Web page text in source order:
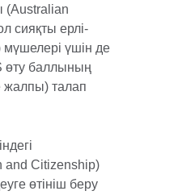
(Australian
сияқты ерлі-
үшін де
өту баллының
жалпы) талап
and Citizenship)
өтініш беру